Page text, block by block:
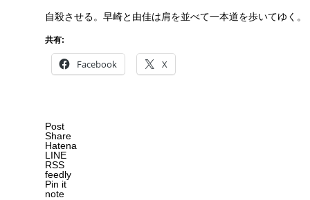
自殺させる。早崎と由佳は肩を並べて一本道を歩いてゆく。
共有:
Facebook X
Post
Share
Hatena
LINE
RSS
feedly
Pin it
note